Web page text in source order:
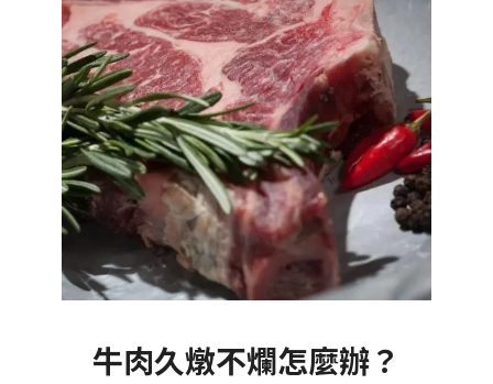
牛肉久燉不爛怎麼辦？